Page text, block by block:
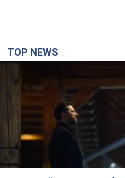
Зеленский впервые
запланирована встреча с
Это первый визит главы
43 минуты назад 62,2 т.
"Верните Федорова": в
23-й день подряд
с плакатами. Фото и видео
Участники акций продолжают